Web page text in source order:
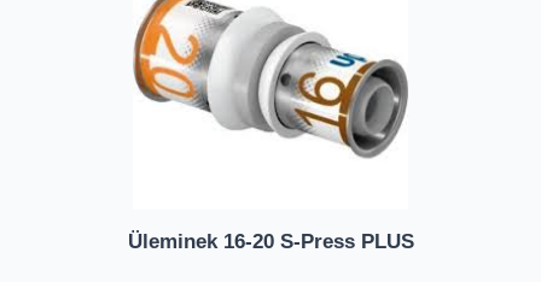
Üleminek 16-20 S-Press PLUS